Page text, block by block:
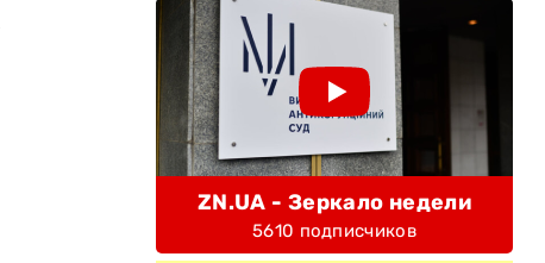
ZN.UA - Зеркало недели
5610 подписчиков